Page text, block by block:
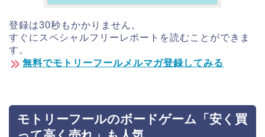
登録は30秒もかかりません。
すぐにスペシャルフリーレポートを読むことができま
す。
無料でモトリーフールメルマガ登録してみる
モトリーフールのボードゲーム「安く買